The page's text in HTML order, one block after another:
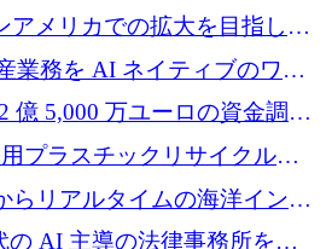
調達
アメリカでの拡大を目指して
業務を AI ネイティブのワー
るために 260 万ドルを確保
億 5,000 万ユーロの資金調達
ズ ソフトウェアの開発を倍
プラスチックリサイクルシ
、焼却廃棄物を削減するた
確保
らリアルタイムの海洋インテ
するために 1,100 万ドルを
の AI 主導の法律事務所を強